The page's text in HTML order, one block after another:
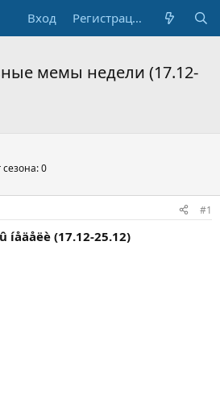
Вход Регистрация
мемы недели (17.12-
сезона: 0
#1
íåäåëè (17.12-25.12)